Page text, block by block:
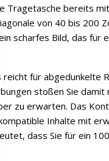
Tragetasche bereits
von 40 bis 200
scharfes Bild, das für
für abgedunkelte
stoßen Sie damit
zu erwarten. Das
Inhalte mit
dass Sie für ein